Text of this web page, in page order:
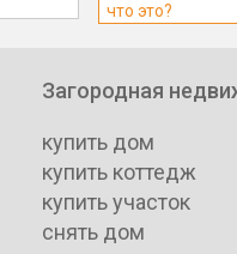
что это?
Загородная
купить дом
купить коттедж
купить участок
снять дом